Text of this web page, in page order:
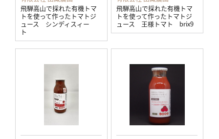
飛騨高山で採れた有機トマ
トを使って作ったトマトジ
ュース シンディスィー
ト
飛騨高山で採れた有機トマ
トを使って作ったトマトジ
ュース 王様トマト brix9